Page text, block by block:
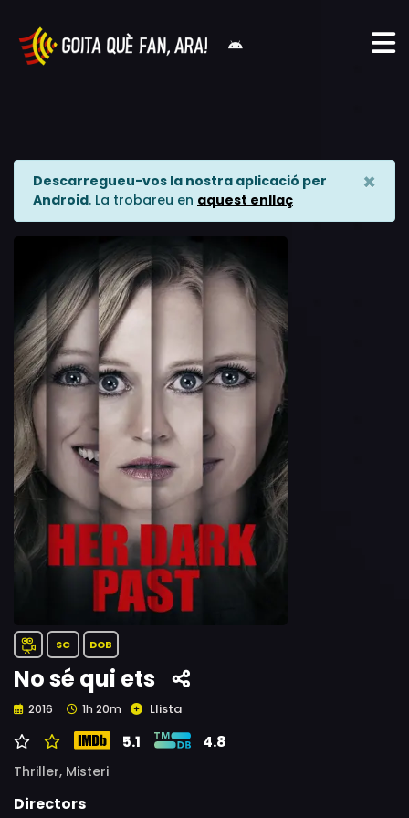
Descarregueu-vos la nostra aplicació per
Android. La trobareu en aquest enllaç
×
SC DOB
No sé qui ets
2016 1h 20m Llista
5.1 4.8
Thriller, Misteri
Directors